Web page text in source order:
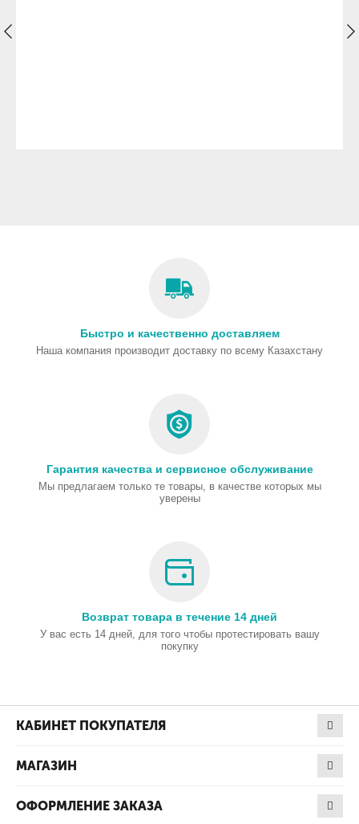
Быстро и качественно доставляем
Наша компания производит доставку по всему Казахстану
Гарантия качества и сервисное обслуживание
Мы предлагаем только те товары, в качестве которых мы
уверены
Возврат товара в течение 14 дней
У вас есть 14 дней, для того чтобы протестировать вашу
покупку
КАБИНЕТ ПОКУПАТЕЛЯ
МАГАЗИН
ОФОРМЛЕНИЕ ЗАКАЗА